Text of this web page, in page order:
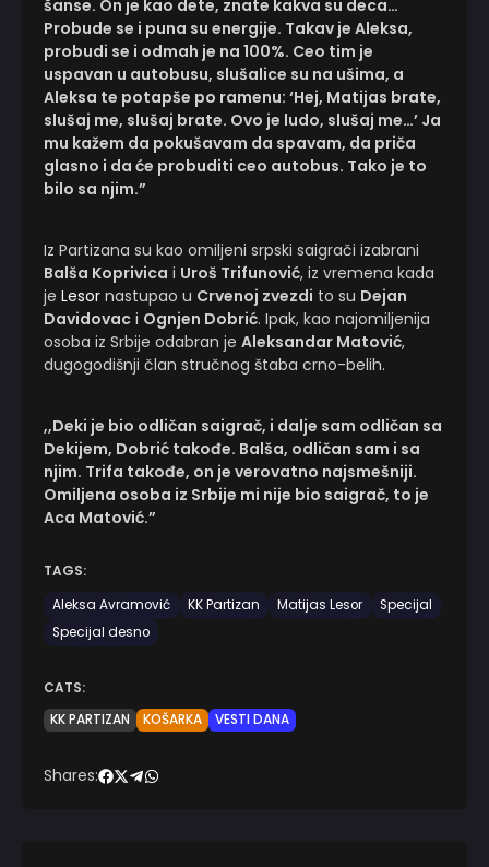
šanse. On je kao dete, znate kakva su deca…
Probude se i puna su energije. Takav je Aleksa,
probudi se i odmah je na 100%. Ceo tim je
uspavan u autobusu, slušalice su na ušima, a
Aleksa te potapše po ramenu: ‘Hej, Matijas brate,
slušaj me, slušaj brate. Ovo je ludo, slušaj me…’ Ja
mu kažem da pokušavam da spavam, da priča
glasno i da će probuditi ceo autobus. Tako je to
bilo sa njim.”
Iz Partizana su kao omiljeni srpski saigrači izabrani
Balša Koprivica i Uroš Trifunović, iz vremena kada
je Lesor nastupao u Crvenoj zvezdi to su Dejan
Davidovac i Ognjen Dobrić. Ipak, kao najomiljenija
osoba iz Srbije odabran je Aleksandar Matović,
dugogodišnji član stručnog štaba crno-belih.
,,Deki je bio odličan saigrač, i dalje sam odličan sa
Dekijem, Dobrić takođe. Balša, odličan sam i sa
njim. Trifa takođe, on je verovatno najsmešniji.
Omiljena osoba iz Srbije mi nije bio saigrač, to je
Aca Matović.”
TAGS:
Aleksa Avramović
KK Partizan Matijas Lesor
Specijal
Specijal desno
CATS:
KK PARTIZAN
KOŠARKA VESTI DANA
Shares: